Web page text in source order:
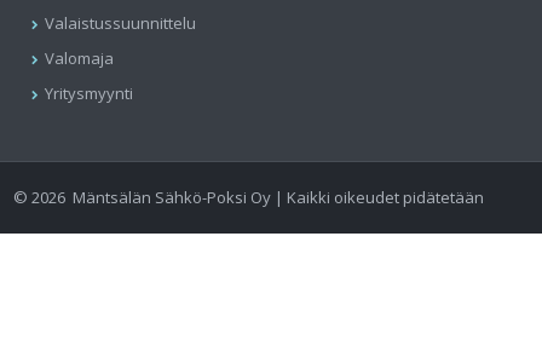
Valaistussuunnittelu
Valomaja
Yritysmyynti
©2026 Mäntsälän Sähkö-Poksi Oy | Kaikki oikeudet pidätetään